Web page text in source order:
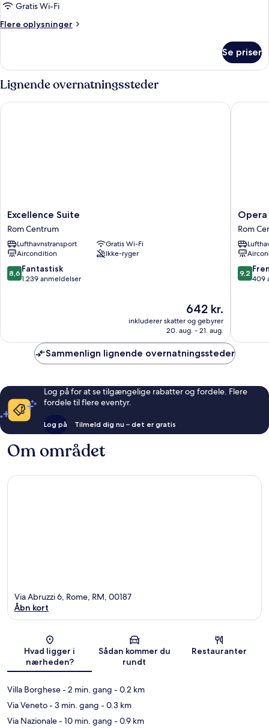
Gratis Wi-Fi
Flere oplysninger
Flere
Se priser
Lignende overnatningssteder
Excellence
Suite
Rom
Centrum
Excellence Suite
Rom Centrum
Lufthavnstransport
Gratis Wi-Fi
Aircondition
Ikke-ryger
8.6
ud
8,6 Fantastisk
1.239 anmeldelser
Prisen
642 kr.
642 kr.
inkluderer skatter og gebyrer
20. aug. - 21. aug.
Excellence Suite
Opera
58
Rom
Opera
Rom
9.2
ud
9,2
409
Opera
Sammenlign lignende overnatningssteder
Log på for at se tilgængelige rabatter og fordele. Flere
fordele til flere eventyr.
Log på Tilmeld dig nu – det er gratis
Om området
Kort
Via Abruzzi 6, Rome, RM, 00187
Åbn kort
Hvad ligger i
nærheden?
Sådan kommer du
rundt
Restauranter
Villa Borghese- 2 min. gang - 0.2 km
Via Veneto- 3 min. gang - 0.3 km
Via Nazionale- 10 min. gang - 0.9 km